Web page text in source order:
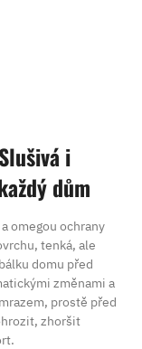
i
dům
omegou ochrany
tenká, ale
domu před
změnami a
prostě před
zhoršit